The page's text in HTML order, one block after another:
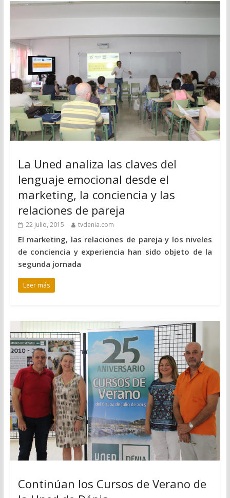
La Uned analiza las claves del
lenguaje emocional desde el
marketing, la conciencia y las
relaciones de pareja
22 julio, 2015 tvdenia.com
El marketing, las relaciones de pareja y los niveles
de conciencia y experiencia han sido objeto de la
segunda jornada
Leer más
Continúan los Cursos de Verano de